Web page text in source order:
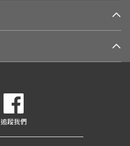
追蹤我們